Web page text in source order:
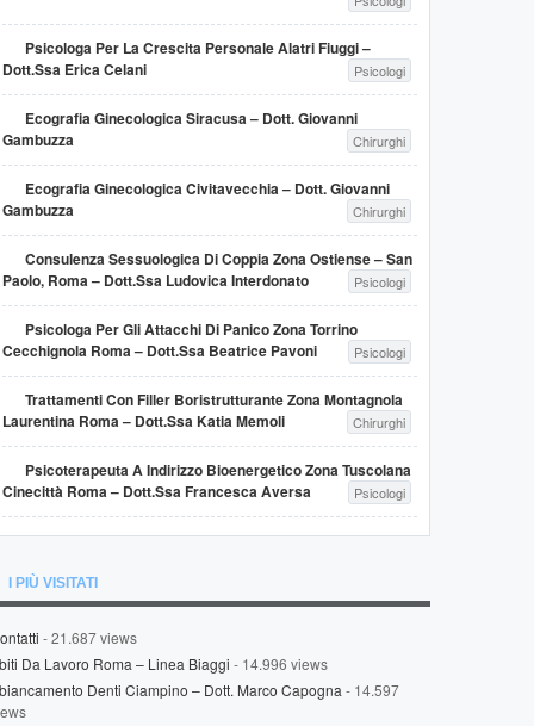
Psicologa Per La Crescita Personale Alatri Fiuggi –
Dott.ssa Erica Celani
Psicologi
Ecografia Ginecologica Siracusa – Dott. Giovanni
Gambuzza
Chirurghi
Ecografia Ginecologica Civitavecchia – Dott. Giovanni
Gambuzza
Chirurghi
Consulenza Sessuologica Di Coppia Zona Ostiense – San
Paolo, Roma – Dott.ssa Ludovica Interdonato
Psicologi
Psicologa Per Gli Attacchi Di Panico Zona Torrino
Cecchignola Roma – Dott.ssa Beatrice Pavoni
Psicologi
Trattamenti Con Filler Boristrutturante Zona Montagnola
Laurentina Roma – Dott.ssa Katia Memoli
Chirurghi
Psicoterapeuta A Indirizzo Bioenergetico Zona Tuscolana
Cinecittà Roma – Dott.ssa Francesca Aversa
Psicologi
I PIÙ VISITATI
- 21.687 views
Da Lavoro Roma – Linea Biaggi - 14.996 views
Denti Ciampino – Dott. Marco Capogna - 14.597